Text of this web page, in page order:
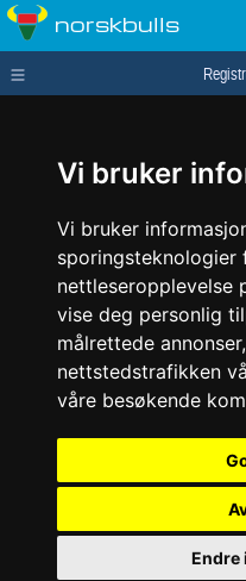
Vi bruker
Vi bruker
nettleseropplevelse
vise deg personlig
målrettede
nettstedstrafikken
våre besøkende
Endre
norskbulls